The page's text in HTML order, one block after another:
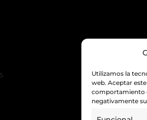
Utilizamos la
web. Aceptar
comportamiento
negativamente